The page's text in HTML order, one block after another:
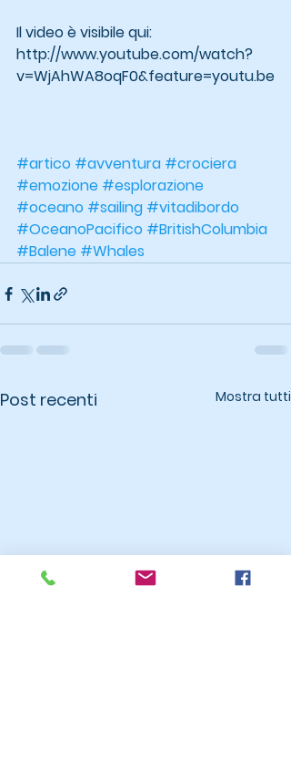
Il video è visibile qui:
http://www.youtube.com/watch?
v=WjAhWA8oqF0&feature=youtu.be
#artico #avventura #crociera
#emozione #esplorazione
#oceano #sailing #vitadibordo
#OceanoPacifico #BritishColumbia
#Balene #Whales
Post recenti Mostra tutti